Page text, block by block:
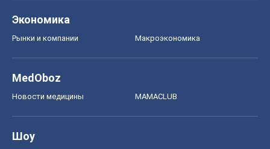
Экономика
Рынки и компании Mакроэкономика
MedOboz
Новости медицины MAMACLUB
Шоу